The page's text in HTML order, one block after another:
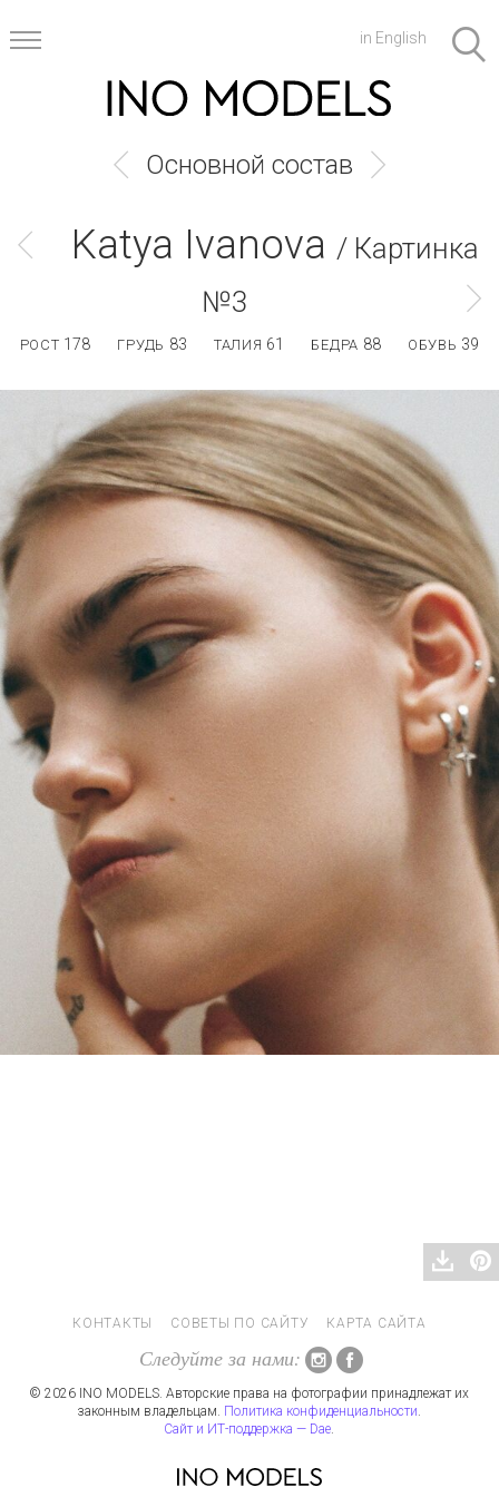
in English
Основной состав
Katya Ivanova / Картинка
№3
РОСТ 178 ГРУДЬ 83 ТАЛИЯ 61 БЕДРА 88 ОБУВЬ 39
КОНТАКТЫ СОВЕТЫ ПО САЙТУ КАРТА САЙТА
Следуйте за нами:
© 2026 INO MODELS. Авторские права на фотографии принадлежат их
законным владельцам. Политика конфиденциальности.
Сайт и ИТ-поддержка — Dae.